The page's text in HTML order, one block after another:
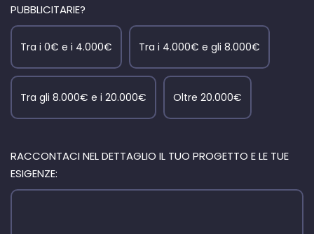
PUBBLICITARIE?
Tra i 0€ e i 4.000€ Tra i 4.000€ e gli 8.000€
Tra gli 8.000€ e i 20.000€ Oltre 20.000€
RACCONTACI NEL DETTAGLIO IL TUO PROGETTO E LE TUE
ESIGENZE: